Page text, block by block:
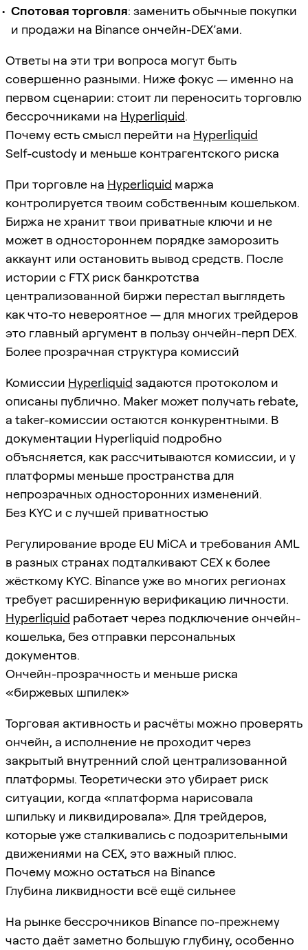
Спотовая торговля: заменить обычные покупки
и продажи на Binance ончейн-DEX’ами.
Ответы на эти три вопроса могут быть
совершенно разными. Ниже фокус — именно на
первом сценарии: стоит ли переносить торговлю
бессрочниками на Hyperliquid.
Почему есть смысл перейти на Hyperliquid
Self-custody и меньше контрагентского риска
При торговле на Hyperliquid маржа
контролируется твоим собственным кошельком.
Биржа не хранит твои приватные ключи и не
может в одностороннем порядке заморозить
аккаунт или остановить вывод средств. После
истории с FTX риск банкротства
централизованной биржи перестал выглядеть
как что-то невероятное — для многих трейдеров
это главный аргумент в пользу ончейн-перп DEX.
Более прозрачная структура комиссий
Комиссии Hyperliquid задаются протоколом и
описаны публично. Maker может получать rebate,
а taker-комиссии остаются конкурентными. В
документации Hyperliquid подробно
объясняется, как рассчитываются комиссии, и у
платформы меньше пространства для
непрозрачных односторонних изменений.
Без KYC и с лучшей приватностью
Регулирование вроде EU MiCA и требования AML
в разных странах подталкивают CEX к более
жёсткому KYC. Binance уже во многих регионах
требует расширенную верификацию личности.
Hyperliquid работает через подключение ончейн-
кошелька, без отправки персональных
документов.
Ончейн-прозрачность и меньше риска
«биржевых шпилек»
Торговая активность и расчёты можно проверять
ончейн, а исполнение не проходит через
закрытый внутренний слой централизованной
платформы. Теоретически это убирает риск
ситуации, когда «платформа нарисовала
шпильку и ликвидировала». Для трейдеров,
которые уже сталкивались с подозрительными
движениями на CEX, это важный плюс.
Почему можно остаться на Binance
Глубина ликвидности всё ещё сильнее
На рынке бессрочников Binance по-прежнему
часто даёт заметно большую глубину, особенно